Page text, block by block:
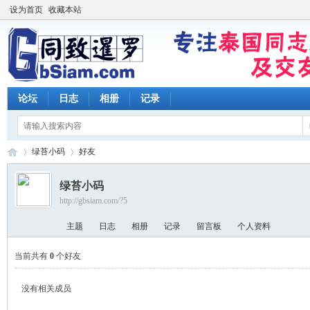
设为首页 收藏本站
论坛 日志 相册 记录
›
绿苔小码 好友
绿苔小码
http://gbsiam.com/?5
主题 日志 相册 记录 留言板 个人资料
当前共有 0个好友
没有相关成员